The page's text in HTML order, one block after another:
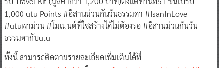
1,000 utu Points #อีสานม่วนกันวันธรรมดา #IsanInLove
#utuพาม่วน #โมเมนต์ที่ใช่สร้างได้ไม่ต้องรอ #อีสานม่วนกันวัน
ธรรมดากับutu
ทั้งนี้ สามารถติดตามรายละเอียดเพิ่มเติมได้ที่